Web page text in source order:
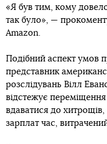
«Я був тим, кому
так було», —
Amazon.
Подібний аспект умов
представник
розслідувань Вілл
відстежує переміщення
вдаватися до хитрощів,
зарплат час,